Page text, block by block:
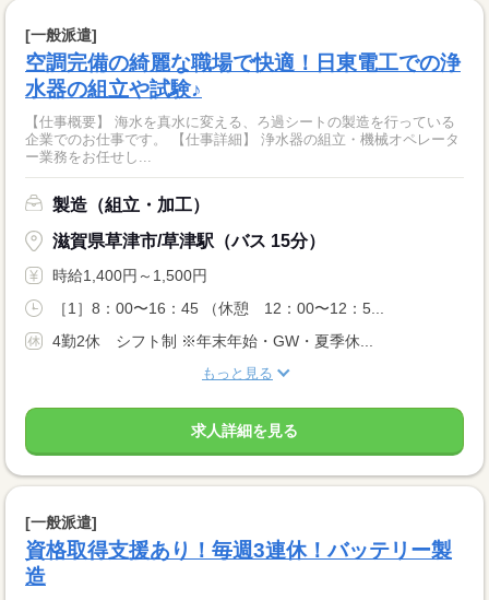
[一般派遣]
空調完備の綺麗な職場で快適！日東電工での浄
水器の組立や試験♪
【仕事概要】 海水を真水に変える、ろ過シートの製造を行っている
企業でのお仕事です。 【仕事詳細】 浄水器の組立・機械オペレータ
ー業務をお任せし...
製造（組立・加工）
滋賀県草津市/草津駅（バス 15分）
時給1,400円～1,500円
［1］8：00〜16：45 （休憩 12：00〜12：5...
4勤2休 シフト制 ※年末年始・GW・夏季休...
もっと見る
求人詳細を見る
[一般派遣]
資格取得支援あり！毎週3連休！バッテリー製
造